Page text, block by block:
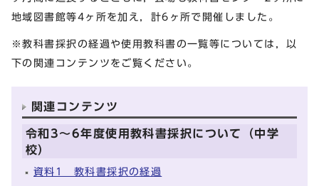
地域図書館等4ヶ所を加え，計6ヶ所で開催しました。
※教科書採択の経過や使用教科書の一覧等については，以
下の関連コンテンツをご覧ください。
関連コンテンツ
令和3～6年度使用教科書採択について（中学
校）
資料1 教科書採択の経過